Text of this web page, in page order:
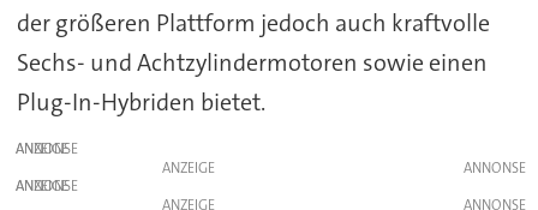
der größeren Plattform jedoch auch kraftvolle
Sechs- und Achtzylindermotoren sowie einen
Plug-In-Hybriden bietet.
ANZEIGE
ANZEIGE
ANZEIGE
ANZEIGE